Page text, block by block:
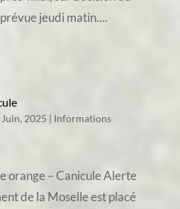
jeudi matin....
2025 | Informations
orange – Canicule Alerte
de la Moselle est placé